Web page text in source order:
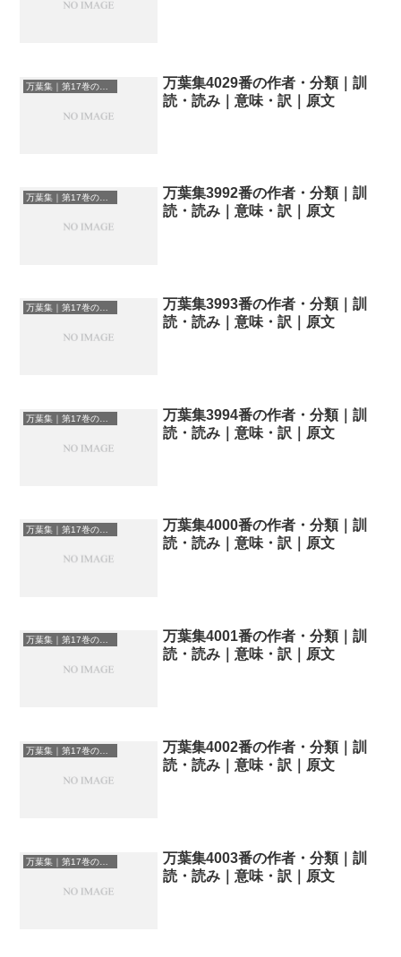
万葉集｜第17巻の和歌一覧
万葉集4029番の作者・分類｜訓
読・読み｜意味・訳｜原文
万葉集｜第17巻の和歌一覧
万葉集3992番の作者・分類｜訓
読・読み｜意味・訳｜原文
万葉集｜第17巻の和歌一覧
万葉集3993番の作者・分類｜訓
読・読み｜意味・訳｜原文
万葉集｜第17巻の和歌一覧
万葉集3994番の作者・分類｜訓
読・読み｜意味・訳｜原文
万葉集｜第17巻の和歌一覧
万葉集4000番の作者・分類｜訓
読・読み｜意味・訳｜原文
万葉集｜第17巻の和歌一覧
万葉集4001番の作者・分類｜訓
読・読み｜意味・訳｜原文
万葉集｜第17巻の和歌一覧
万葉集4002番の作者・分類｜訓
読・読み｜意味・訳｜原文
万葉集｜第17巻の和歌一覧
万葉集4003番の作者・分類｜訓
読・読み｜意味・訳｜原文